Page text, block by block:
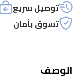
ويعمل
بمعالج
بفضل
توصيل سريع
تسوق بأمان
الوصف